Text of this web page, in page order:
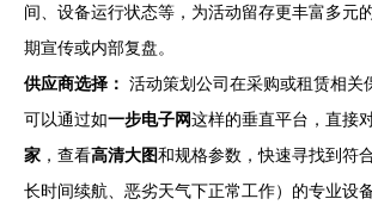
间、设备运行状态等，为活动留存更丰富多元
期宣传或内部复盘。
供应商选择： 活动策划公司在采购或租赁相关
可以通过如一步电子网这样的垂直平台，直接
家 ，查看高清大图和规格参数，快速寻找到符
长时间续航、恶劣天气下正常工作）的专业设